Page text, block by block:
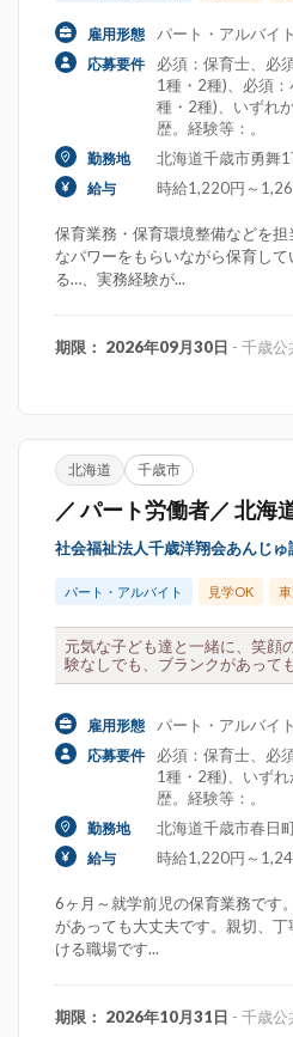
雇用形態 パート・アルバイト
応募要件
必須：保育士、必
1種・2種)、必須
種・2種)、いずれ
歴。経験等：。
勤務地 北海道千歳市勇舞
給与 時給1,220円～
保育業務・保育環境整備などを
なパワーをもらいながら保育し
る…、実務経験が...
期限： 2026年09月30日 - 千歳公
北海道 千歳市
／ パート労働者／ 北海
社会福祉法人千歳洋翔会あんじ
パート・アルバイト 見学OK
元気な子ども達と一緒に、笑顔
験なしでも、ブランクがあって
雇用形態 パート・アルバイト
応募要件
必須：保育士、必
1種・2種)、いず
歴。経験等：。
勤務地 北海道千歳市春日
給与 時給1,220円～
6ヶ月～就学前児の保育業務です
があっても大丈夫です。親切、
ける職場です...
期限： 2026年10月31日 - 千歳公